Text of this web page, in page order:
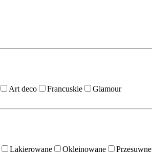
Art deco Francuskie Glamour
Lakierowane Okleinowane Przesuwne